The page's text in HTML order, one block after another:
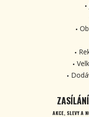
AKCE, SLEVY A